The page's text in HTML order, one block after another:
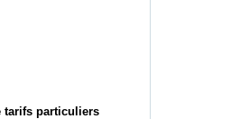
tarifs particuliers